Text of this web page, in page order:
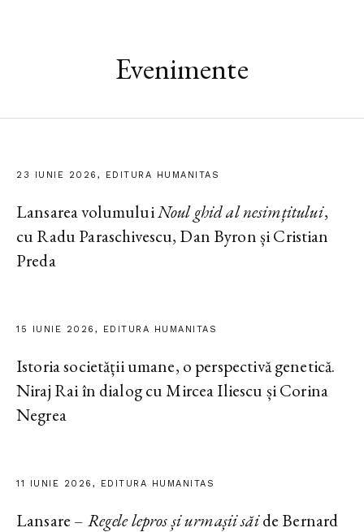
Evenimente
23 IUNIE 2026, EDITURA HUMANITAS
Lansarea volumuluiNoul ghid al nesimțitului,
cu Radu Paraschivescu, Dan Byron și Cristian
Preda
15 IUNIE 2026, EDITURA HUMANITAS
Istoria societății umane, o perspectivă genetică.
Niraj Rai în dialog cu Mircea Iliescu și Corina
Negrea
11 IUNIE 2026, EDITURA HUMANITAS
Lansare – Regele lepros și urmașii săide Bernard